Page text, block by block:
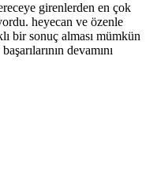
girenlerden en çok
heyecan ve özenle
bir sonuç alması mümkün
devamını